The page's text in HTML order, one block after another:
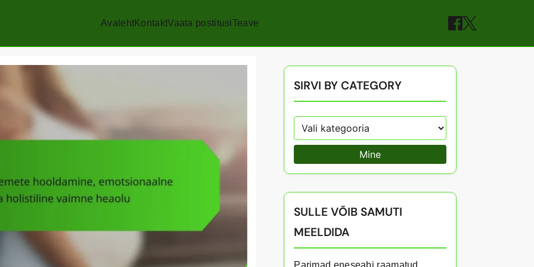
AvalehtKontaktVaata postitusiTeave
SIRVI BY CATEGORY
Mine
SULLE VÕIB SAMUTI
MEELDIDA
Parimad eneseabi raamatud